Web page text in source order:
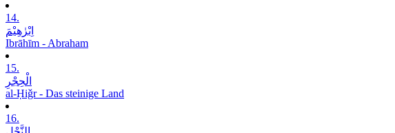
14.
اِبْرٰھِیْمَ
Ibrāhīm - Abraham
15.
الْحِجْرِ
al-Ḥiǧr - Das steinige Land
16.